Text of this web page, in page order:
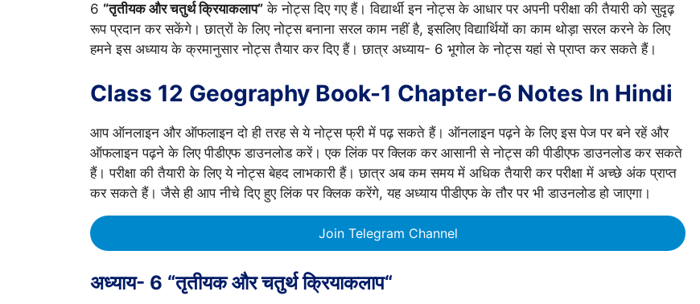
6 “तृतीयक और चतुर्थ क्रियाकलाप” के नोट्स दिए गए हैं। विद्यार्थी इन नोट्स के आधार पर अपनी परीक्षा की तैयारी को सुदृढ़
रूप प्रदान कर सकेंगे। छात्रों के लिए नोट्स बनाना सरल काम नहीं है, इसलिए विद्यार्थियों का काम थोड़ा सरल करने के लिए
हमने इस अध्याय के क्रमानुसार नोट्स तैयार कर दिए हैं। छात्र अध्याय- 6 भूगोल के नोट्स यहां से प्राप्त कर सकते हैं।
Class 12 Geography Book-1 Chapter-6 Notes In Hindi
आप ऑनलाइन और ऑफलाइन दो ही तरह से ये नोट्स फ्री में पढ़ सकते हैं। ऑनलाइन पढ़ने के लिए इस पेज पर बने रहें और
ऑफलाइन पढ़ने के लिए पीडीएफ डाउनलोड करें। एक लिंक पर क्लिक कर आसानी से नोट्स की पीडीएफ डाउनलोड कर सकते
हैं। परीक्षा की तैयारी के लिए ये नोट्स बेहद लाभकारी हैं। छात्र अब कम समय में अधिक तैयारी कर परीक्षा में अच्छे अंक प्राप्त
कर सकते हैं। जैसे ही आप नीचे दिए हुए लिंक पर क्लिक करेंगे, यह अध्याय पीडीएफ के तौर पर भी डाउनलोड हो जाएगा।
Join Telegram Channel
अध्याय- 6 “तृतीयक और चतुर्थ क्रियाकलाप“